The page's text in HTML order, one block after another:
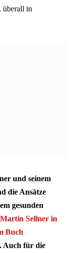
überall in
und seinem
die Ansätze
gesunden
Martin Sellner in
Buch
Auch für die